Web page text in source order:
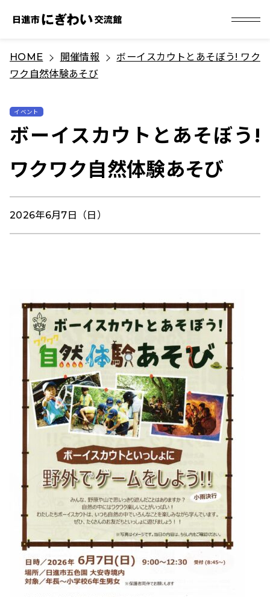
HOME 開催情報
ボーイスカウトとあそぼう! ワク
ワク自然体験あそび
イベント
ボーイスカウトとあそぼう!
ワクワク自然体験あそび
2026年6月7日（日）